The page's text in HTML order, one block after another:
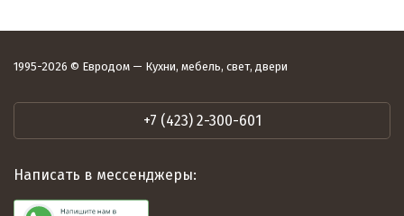
1995-2026 © Евродом — Кухни, мебель, свет, двери
+7 (423) 2-300-601
Написать в мессенджеры: